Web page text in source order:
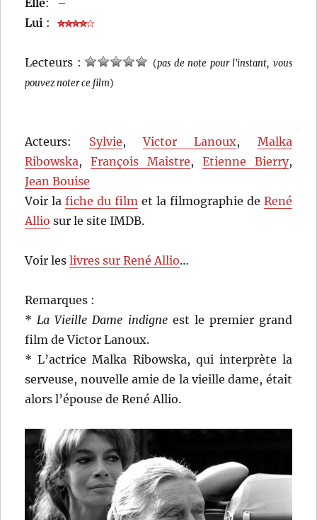
Lui :
Lecteurs : (pas de note pour l'instant, vous
pouvez noter ce film)
Acteurs: Sylvie,Victor Lanoux, Malka
Ribowska,François Maistre, Etienne Bierry,
Jean Bouise
Voir lafiche du film et la filmographie de René
Allio sur le site IMDB.
Voir leslivres sur René Allio…
Remarques :
* La Vieille Dame indigneest le premier grand
film de Victor Lanoux.
* L’actrice Malka Ribowska, qui interprète la
serveuse, nouvelle amie de la vieille dame, était
alors l’épouse de René Allio.